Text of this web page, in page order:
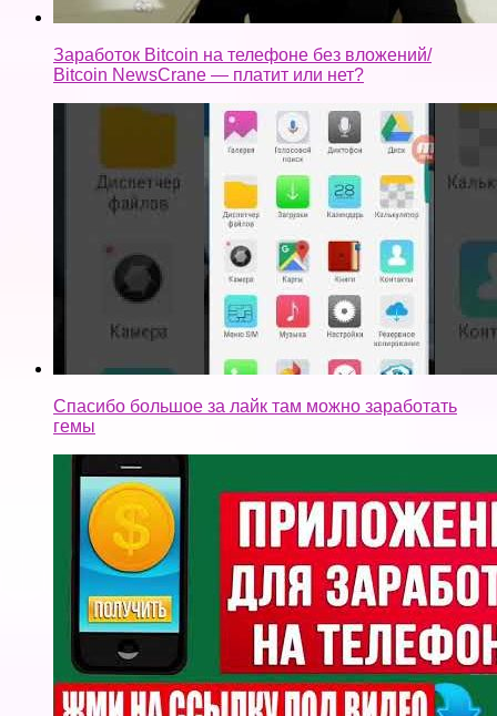
Заработок Bitcoin на телефоне без вложений/
Bitcoin NewsCrane — платит или нет?
Спасибо большое за лайк там можно заработать
гемы